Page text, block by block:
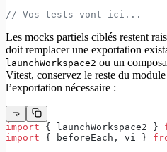
// Vos tests vont ici...
Les mocks partiels ciblés restent
doit remplacer une exportation
launchWorkspace2 ou un
Vitest, conservez le reste du
l’exportation nécessaire :
import { launchWorkspace2 }
import { beforeEach, vi }